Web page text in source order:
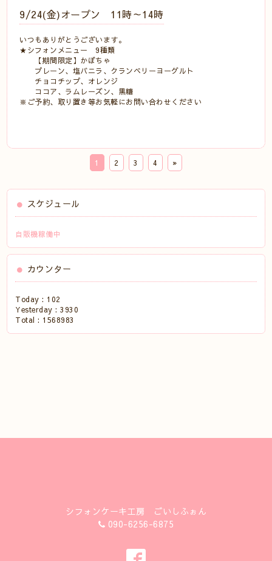
9/24(金)オープン 11時～14時
いつもありがとうございます。
★シフォンメニュー 9種類
【期間限定】かぼちゃ
プレーン、塩バニラ、クランベリーヨーグルト
チョコチップ、オレンジ
ココア、ラムレーズン、黒糖
※ご予約、取り置き等お気軽にお問い合わせください
1 2 3 4 »
スケジュール
自販機稼働中
カウンター
Today : 102
Yesterday :3930
Total : 1568983
シフォンケーキ工房 ごいしふぉん
090-6256-6875